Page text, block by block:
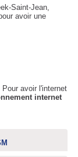
Saint-Jean,
avoir une
avoir l'internet
internet